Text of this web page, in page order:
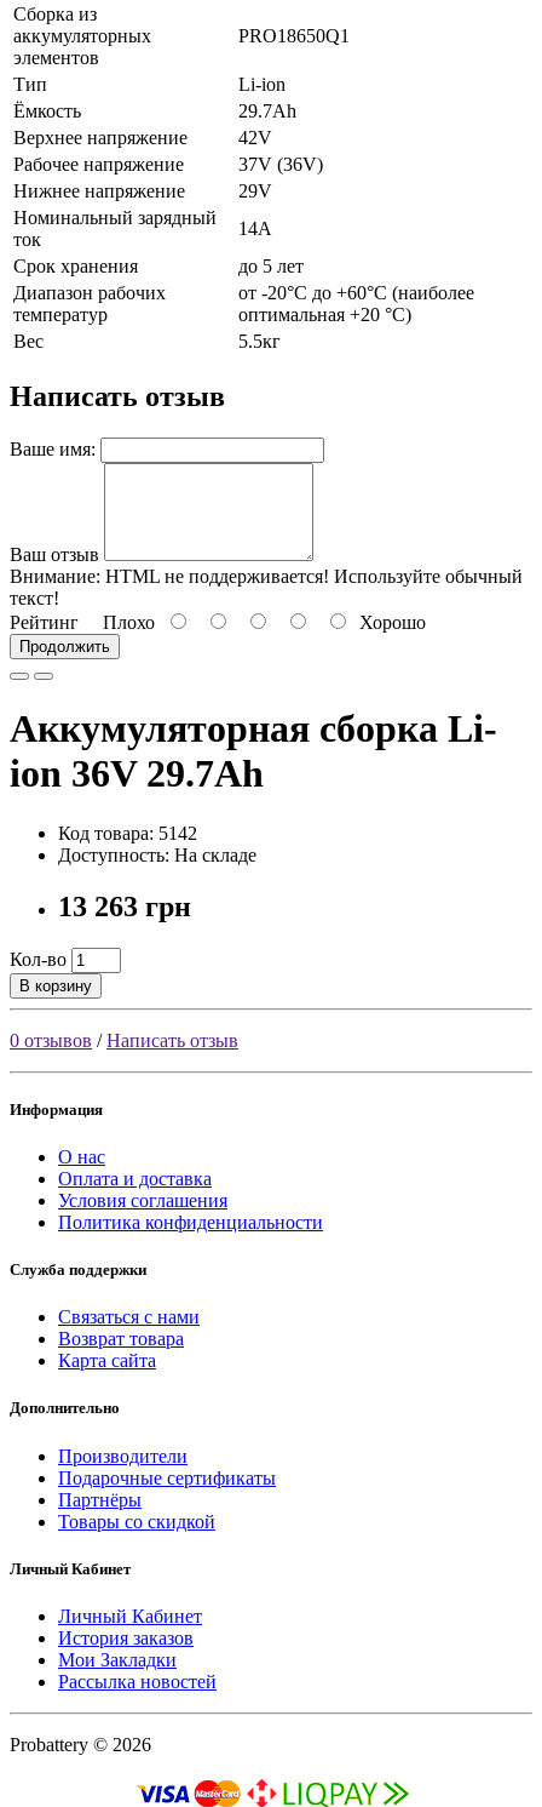
Сборка из
аккумуляторных
элементов
PRO18650Q1
Тип
Li-ion
Ёмкость
29.7Ah
Верхнее напряжение
42V
Рабочее напряжение
37V (36V)
Нижнее напряжение
29V
Номинальный зарядный
ток
14А
Срок хранения
до 5 лет
Диапазон рабочих
температур
от -20°C до +60°C (наиболее
оптимальная +20 °C)
Вес
5.5кг
Написать отзыв
Ваше имя:
Ваш отзыв
Внимание: HTML не поддерживается! Используйте обычный
текст!
Рейтинг Плохо Хорошо
Продолжить
Аккумуляторная сборка Li-
ion 36V 29.7Ah
Код товара: 5142
Доступность: На складе
13 263 грн
Кол-во
В корзину
0 отзывов /Написать отзыв
Информация
О нас
Оплата и доставка
Условия соглашения
Политика конфиденциальности
Служба поддержки
Связаться с нами
Возврат товара
Карта сайта
Дополнительно
Производители
Подарочные сертификаты
Партнёры
Товары со скидкой
Личный Кабинет
Личный Кабинет
История заказов
Мои Закладки
Рассылка новостей
Probattery © 2026